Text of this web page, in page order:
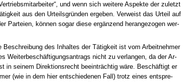
und wenn sich wei­te­re As­pek­te der zu­letzt
aus den Ur­teils­gründen er­ge­ben. Ver­weist das Ur­teil auf
Par­tei­en, können so­gar die­se ergänzend her­an­ge­zo­gen wer­
Be­schrei­bung des In­hal­tes der Tätig­keit ist vom Ar­beit­neh­mer
Wei­ter­beschäfti­gungs­an­trags nicht zu ver­lan­gen, da der Ar­
in sei­nem Di­rek­ti­ons­recht be­ein­träch­tig wäre. Beschäftigt er
(wie in dem hier ent­schie­de­nen Fall) trotz ei­nes ent­spre­